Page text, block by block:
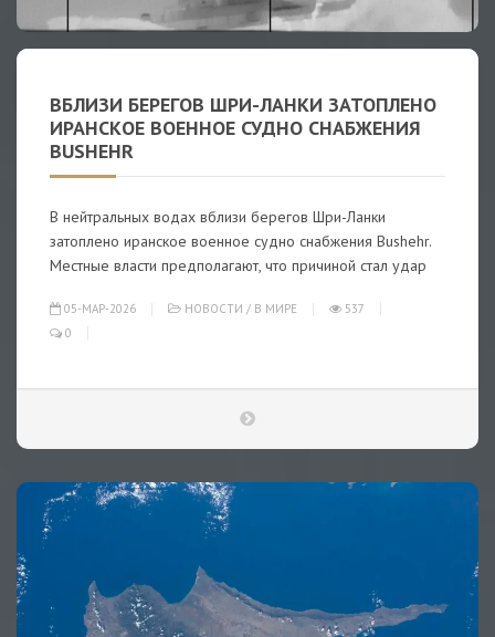
ВБЛИЗИ БЕРЕГОВ ШРИ-ЛАНКИ ЗАТОПЛЕНО
ИРАНСКОЕ ВОЕННОЕ СУДНО СНАБЖЕНИЯ
BUSHEHR
В нейтральных водах вблизи берегов Шри-Ланки
затоплено иранское военное судно снабжения Bushehr.
Местные власти предполагают, что причиной стал удар
05-МАР-2026 НОВОСТИ / В МИРЕ
537
0